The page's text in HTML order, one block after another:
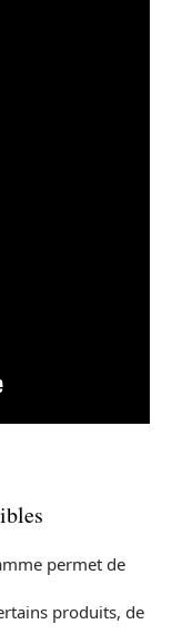
permet de
produits, de